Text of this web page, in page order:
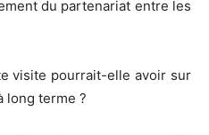
du partenariat entre les
visite pourrait-elle avoir sur
long terme ?